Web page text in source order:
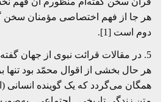
هر جا از فهم اختصاصی مؤمنان سخن
دوم است [1].
5. در مقالات قرائت نبوی از جهان
هر حال بخشی از اقوال محمّد بود تنها
همگان می‌گردد که یک گوینده انسانی